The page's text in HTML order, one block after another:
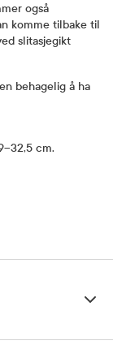
også
komme tilbake til
slitasjegikt
behagelig å ha
cm.